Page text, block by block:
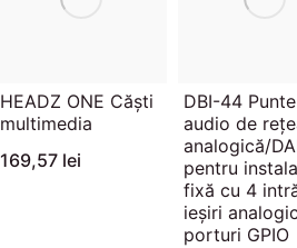
HEADZ ONE Căști
multimedia
169,57 lei
DBI-44 Punte
audio de
analogică/
pentru
fixă ​​cu 4
ieșiri
porturi GPIO